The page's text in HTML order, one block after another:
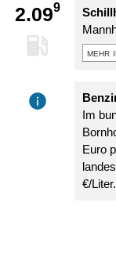
2.099
mehr
Im
Euro
€/Liter.